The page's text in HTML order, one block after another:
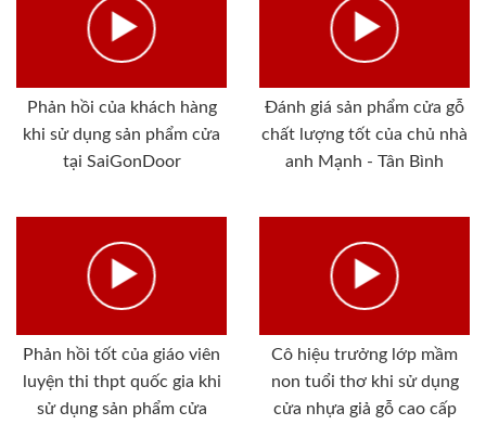
Phản hồi của khách hàng
khi sử dụng sản phẩm cửa
tại SaiGonDoor
Đánh giá sản phẩm cửa gỗ
chất lượng tốt của chủ nhà
anh Mạnh - Tân Bình
Phản hồi tốt của giáo viên
luyện thi thpt quốc gia khi
sử dụng sản phẩm cửa
Cô hiệu trưởng lớp mầm
non tuổi thơ khi sử dụng
cửa nhựa giả gỗ cao cấp